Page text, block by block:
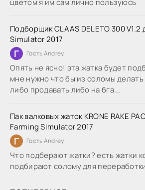
цветом я им сам лично пользуюсь
Подборщик CLAAS DELETO 300 V1.2
Simulator 2017
Г Гость Andrey
Опять не ясно! эта жатка будет
мне нужно что бы из соломы делать
либо продавать либо на бга...
Пак валковых жаток KRONE RAKE
Farming Simulator 2017
Г Гость Andrey
Что подберают жатки? есть жатки
подбирают солому для